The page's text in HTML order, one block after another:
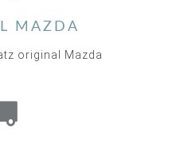
MAZDA
original Mazda